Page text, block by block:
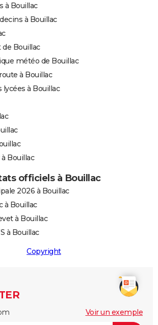
à Bouillac
à Bouillac
Bouillac
météo de Bouillac
à Bouillac
à Bouillac
Bouillac
officiels à Bouillac
2026 à Bouillac
à Bouillac
à Bouillac
à Bouillac
Copyright
Voir un exemple